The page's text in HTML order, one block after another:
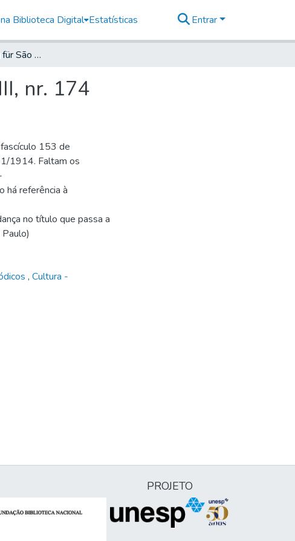
Biblioteca Digital Estatísticas Entrar
Deutsche Zeitung für São Paulo, 1914, Jahrg. XVIII, nr. 174
nr. 174
153 de
1914. Faltam os
há referência à
no título que passa a
, Cultura -
PROJETO